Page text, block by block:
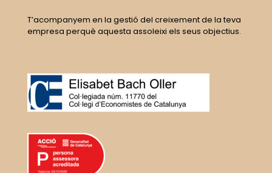
T’acompanyem en la gestió del creixement de la teva
empresa perquè aquesta assoleixi els seus objectius.